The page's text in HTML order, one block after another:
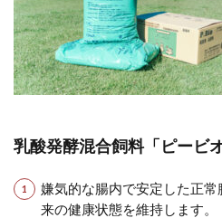
乳酸発酵混合飼料「ピービオ
嫌気的な腸内で安定した正
来の健康状態を維持します。